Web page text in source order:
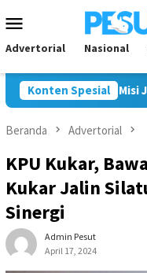
ke
kontenMobile
Advertorial Nasional
Konten Spesial
FC Bawa Misi Juara di
Beranda Advertorial
KPU Kukar,
Kukar Jalin
Sinergi
Admin Pesut
April 17, 2024